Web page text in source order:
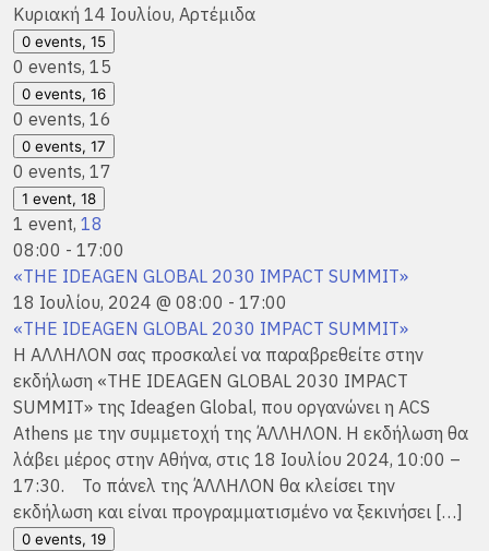
Κυριακή 14 Ιουλίου, Αρτέμιδα
0 events, 15
0 events, 15
0 events, 16
0 events, 16
0 events, 17
0 events, 17
1 event, 18
1 event, 18
08:00 - 17:00
«THE IDEAGEN GLOBAL 2030 IMPACT SUMMIT»
18 Ιουλίου, 2024 @ 08:00 - 17:00
«THE IDEAGEN GLOBAL 2030 IMPACT SUMMIT»
H ΑΛΛΗΛΟΝ σας προσκαλεί να παραβρεθείτε στην
εκδήλωση «THE IDEAGEN GLOBAL 2030 IMPACT
SUMMIT» της Ideagen Global, που οργανώνει η ACS
Athens με την συμμετοχή της ΆΛΛΗΛΟΝ. Η εκδήλωση θα
λάβει μέρος στην Αθήνα, στις 18 Ιουλίου 2024, 10:00 –
17:30. Το πάνελ της ΆΛΛΗΛΟΝ θα κλείσει την
εκδήλωση και είναι προγραμματισμένο να ξεκινήσει […]
0 events, 19